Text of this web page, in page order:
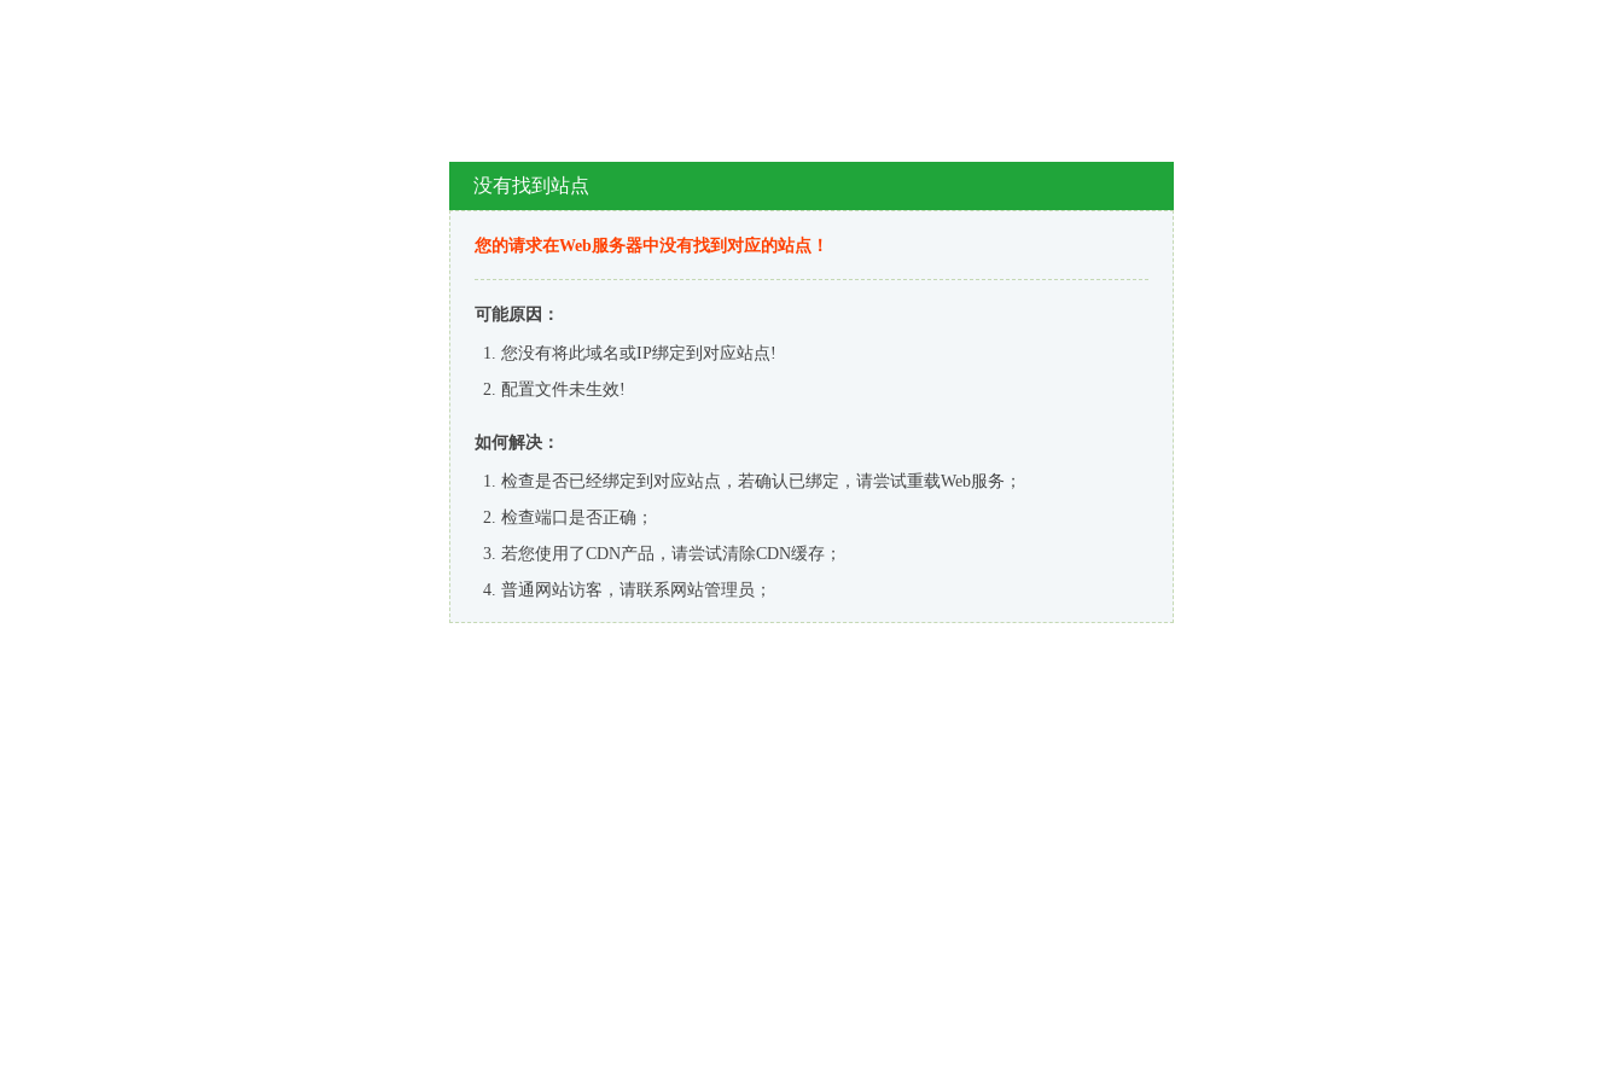
没有找到站点
您的请求在Web服务器中没有找到对应的站点！
可能原因：
您没有将此域名或IP绑定到对应站点!
配置文件未生效!
如何解决：
检查是否已经绑定到对应站点，若确认已绑定，请尝试重载Web服务；
检查端口是否正确；
若您使用了CDN产品，请尝试清除CDN缓存；
普通网站访客，请联系网站管理员；